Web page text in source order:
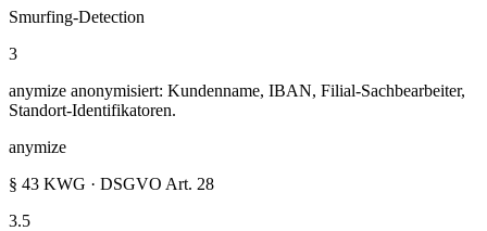
Smurfing-Detection
3
anymize anonymisiert: Kundenname, IBAN, Filial-Sachbearbeiter,
Standort-Identifikatoren.
anymize
§ 43 KWG · DSGVO Art. 28
3.5